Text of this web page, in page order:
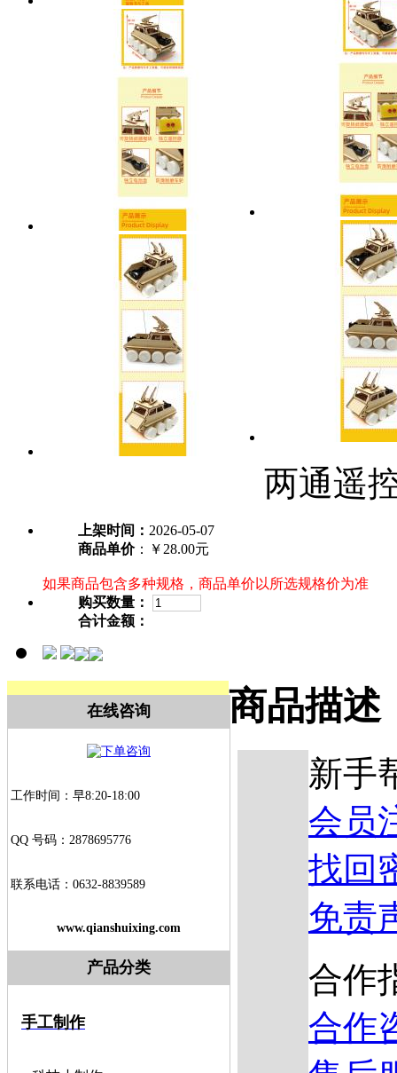
两通遥
上架时间： 2026-05-07
商品单价：￥28.00元
如果商品包含多种规格，商品单价以所选规格价为准
购买数量：
合计金额：
在线咨询
工作时间：早8:20-18:00
QQ 号码：2878695776
联系电话：0632-8839589
www.qianshuixing.com
产品分类
手工制作
商品描述
新手
会员
找回
免责
合作
合作